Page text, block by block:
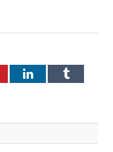
LinkedInTumblr